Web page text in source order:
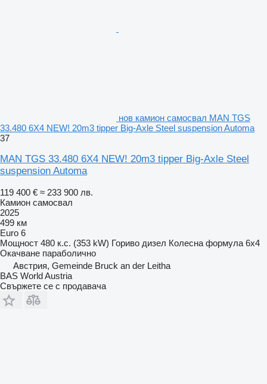
нов камион самосвал MAN TGS
33.480 6X4 NEW! 20m3 tipper Big-Axle Steel suspension Automa
37
MAN TGS 33.480 6X4 NEW! 20m3 tipper Big-Axle Steel
suspension Automa
119 400 € ≈ 233 900 лв.
Камион самосвал
2025
499 км
Euro 6
Мощност 480 к.с. (353 kW) Гориво дизел Колесна формула 6x4
Окачване параболично
Австрия, Gemeinde Bruck an der Leitha
BAS World Austria
Свържете се с продавача